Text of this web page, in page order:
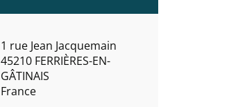
1 rue Jean Jacquemain
45210 FERRIÈRES-EN-
GÂTINAIS
France